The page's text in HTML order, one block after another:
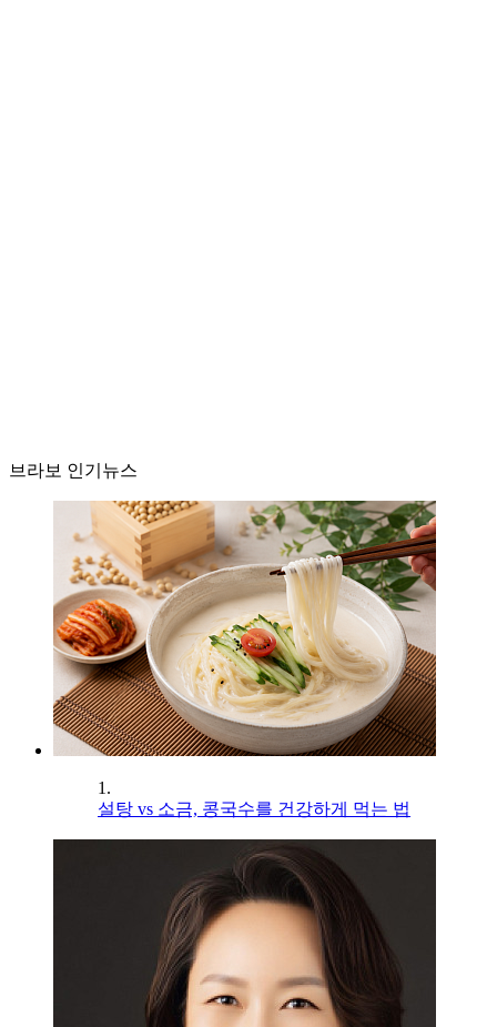
브라보 인기뉴스
1.
설탕 vs 소금, 콩국수를 건강하게 먹는 법